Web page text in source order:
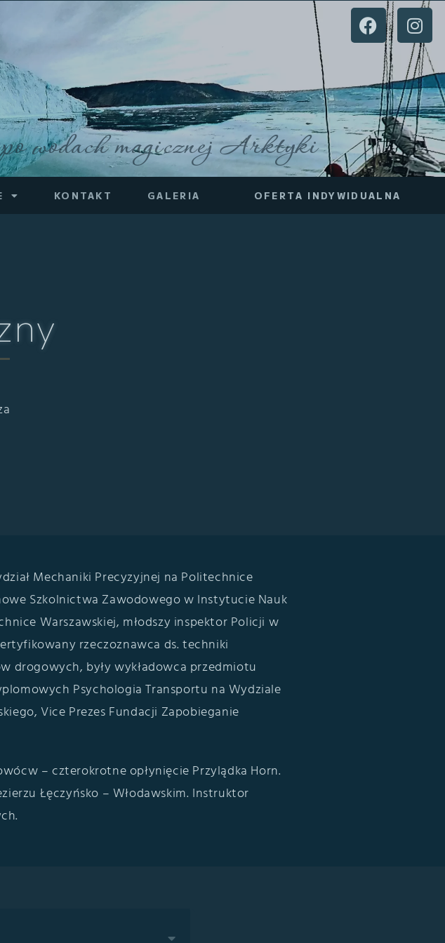
wodach magicznej Arktyki
KONTAKT GALERIA OFERTA INDYWIDUALNA
Mechaniki Precyzyjnej na Politechnice
Szkolnictwa Zawodowego w Instytucie Nauk
Warszawskiej, młodszy inspektor Policji w
rzeczoznawca ds. techniki
drogowych, były wykładowca przedmiotu
Psychologia Transportu na Wydziale
Vice Prezes Fundacji Zapobieganie
– czterokrotne opłynięcie Przylądka Horn.
Łęczyńsko – Włodawskim. Instruktor